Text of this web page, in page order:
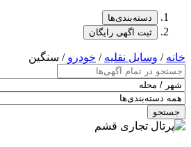
دسته‌بندی‌ها
ثبت اگهی رایگان
خانه / وسایل نقلیه / خودرو / سنگین
جستجو